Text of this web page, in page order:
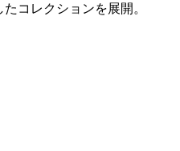
コレクションを展開。